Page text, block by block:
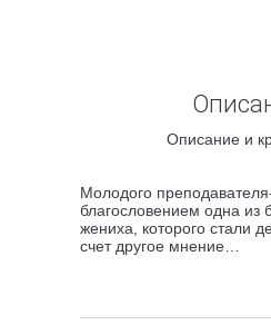
Описание и
Молодого
благословением одна из
жениха, которого стали
счет другое мнение…